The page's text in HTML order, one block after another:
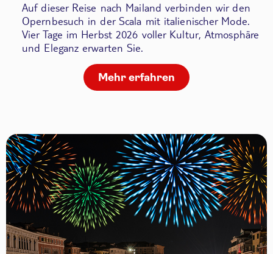
Auf dieser Reise nach Mailand verbinden wir den
Opernbesuch in der Scala mit italienischer Mode.
Vier Tage im Herbst 2026 voller Kultur, Atmosphäre
und Eleganz erwarten Sie.
Mehr erfahren